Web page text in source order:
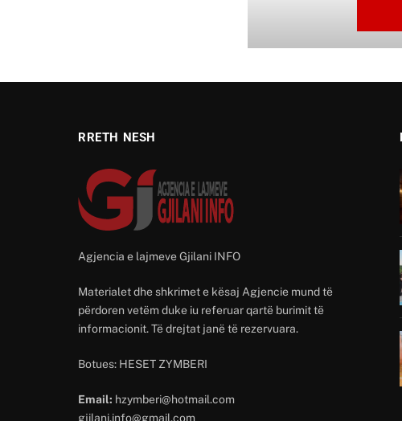
RRETH NESH
Agjencia e lajmeve Gjilani INFO
Materialet dhe shkrimet e kësaj Agjencie mund të
përdoren vetëm duke iu referuar qartë burimit të
informacionit. Të drejtat janë të rezervuara.
Botues: HESET ZYMBERI
Email: hzymberi@hotmail.com
gjilani.info@gmail.com